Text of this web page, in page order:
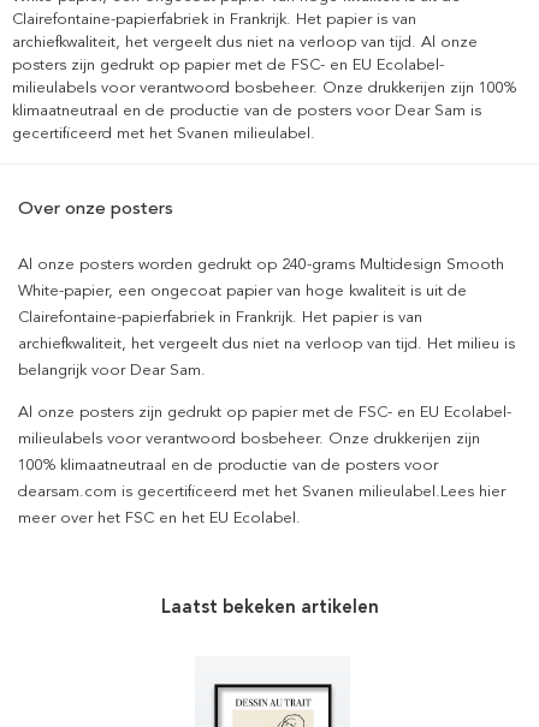
Clairefontaine-papierfabriek in Frankrijk. Het papier is van
archiefkwaliteit, het vergeelt dus niet na verloop van tijd. Al onze
posters zijn gedrukt op papier met de FSC- en EU Ecolabel-
milieulabels voor verantwoord bosbeheer. Onze drukkerijen zijn 100%
klimaatneutraal en de productie van de posters voor Dear Sam is
gecertificeerd met het Svanen milieulabel.
Over onze posters
Al onze posters worden gedrukt op 240-grams Multidesign Smooth
White-papier, een ongecoat papier van hoge kwaliteit is uit de
Clairefontaine-papierfabriek in Frankrijk. Het papier is van
archiefkwaliteit, het vergeelt dus niet na verloop van tijd. Het milieu is
belangrijk voor Dear Sam.
Al onze posters zijn gedrukt op papier met de FSC- en EU Ecolabel-
milieulabels voor verantwoord bosbeheer. Onze drukkerijen zijn
100% klimaatneutraal en de productie van de posters voor
dearsam.com is gecertificeerd met het Svanen milieulabel.Lees hier
meer over het FSC en het EU Ecolabel.
Laatst bekeken artikelen